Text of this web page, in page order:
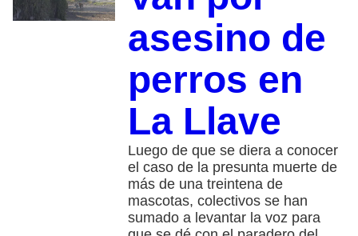
asesino de
perros en
La Llave
Luego de que se diera a conocer
el caso de la presunta muerte de
más de una treintena de
mascotas, colectivos se han
sumado a levantar la voz para